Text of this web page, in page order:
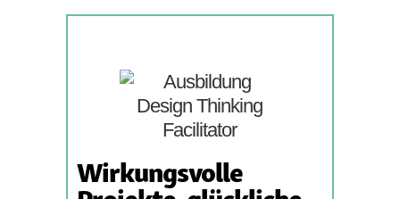
Wirkungsvolle